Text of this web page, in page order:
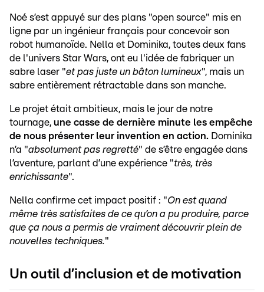
Noé s’est appuyé sur des plans "open source" mis en
ligne par un ingénieur français pour concevoir son
robot humanoïde. Nella et Dominika, toutes deux fans
de l'univers Star Wars, ont eu l'idée de fabriquer un
sabre laser "et pas juste un bâton lumineux", mais un
sabre entièrement rétractable dans son manche.
Le projet était ambitieux, mais le jour de notre
tournage, une casse de dernière minute les empêche
de nous présenter leur invention en action. Dominika
n’a "absolument pas regretté" de s’être engagée dans
l’aventure, parlant d’une expérience "très, très
enrichissante".
Nella confirme cet impact positif : "On est quand
même très satisfaites de ce qu’on a pu produire, parce
que ça nous a permis de vraiment découvrir plein de
nouvelles techniques."
Un outil d’inclusion et de motivation